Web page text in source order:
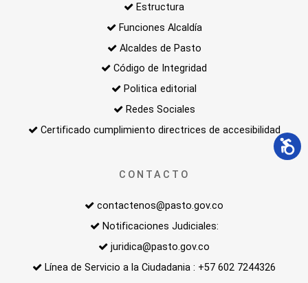
Estructura
Funciones Alcaldía
Alcaldes de Pasto
Código de Integridad
Politica editorial
Redes Sociales
Certificado cumplimiento directrices de accesibilidad
CONTACTO
contactenos@pasto.gov.co
Notificaciones Judiciales:
juridica@pasto.gov.co
Línea de Servicio a la Ciudadania : +57 602 7244326